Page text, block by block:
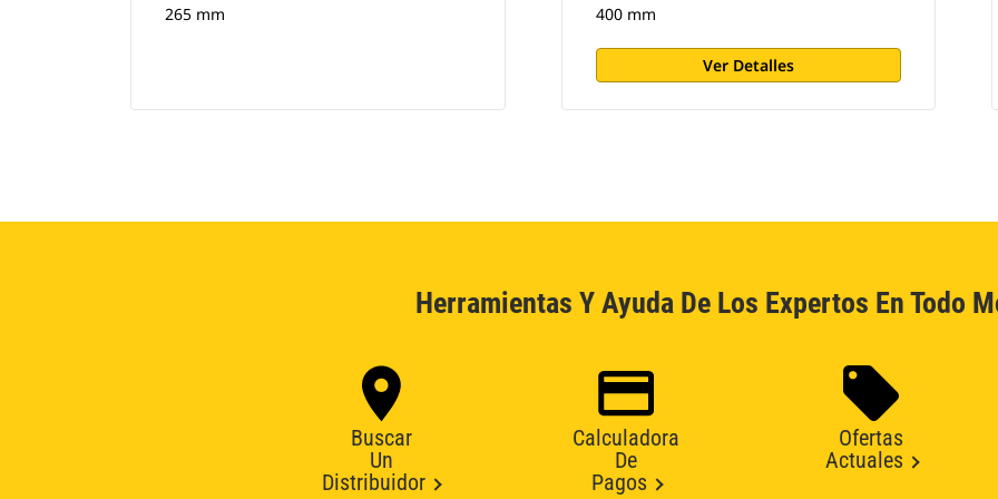
265 mm 400 mm
Ver Detalles
Herramientas Y Ayuda De Los Expertos En Todo
Buscar
Un
Distribuidor
Calculadora
De
Pagos
Ofertas
Actuales